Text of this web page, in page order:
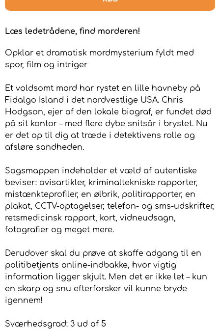
Læs ledetrådene, find morderen!
Opklar et dramatisk mordmysterium fyldt med
spor, film og intriger
Et voldsomt mord har rystet en lille havneby på
Fidalgo Island i det nordvestlige USA. Chris
Hodgson, ejer af den lokale biograf, er fundet død
på sit kontor – med flere dybe snitsår i brystet. Nu
er det op til dig at træde i detektivens rolle og
afsløre sandheden.
Sagsmappen indeholder et væld af autentiske
beviser: avisartikler, kriminaltekniske rapporter,
mistænkteprofiler, en ølbrik, politirapporter, en
plakat, CCTV-optagelser, telefon- og sms-udskrifter,
retsmedicinsk rapport, kort, vidneudsagn,
fotografier og meget mere.
Derudover skal du prøve at skaffe adgang til en
politibetjents online-indbakke, hvor vigtig
information ligger skjult. Men det er ikke let – kun
en skarp og snu efterforsker vil kunne bryde
igennem!
Sværhedsgrad: 3 ud af 5